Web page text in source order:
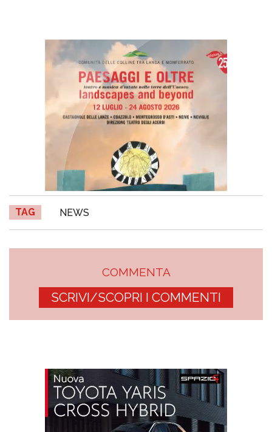
TAG NEWS
COMMENTA
SCRIVI/SCOPRI I COMMENTI